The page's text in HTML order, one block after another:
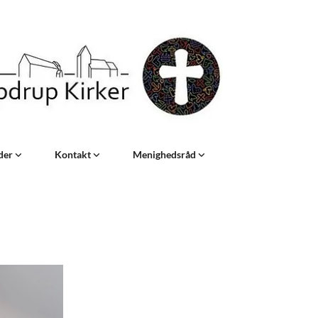
Kontakt Menighedsråd